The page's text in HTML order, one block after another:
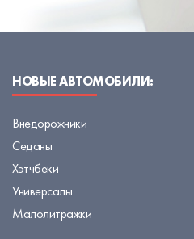
НОВЫЕ АВТОМОБИЛИ:
Внедорожники
Седаны
Хэтчбеки
Универсалы
Малолитражки